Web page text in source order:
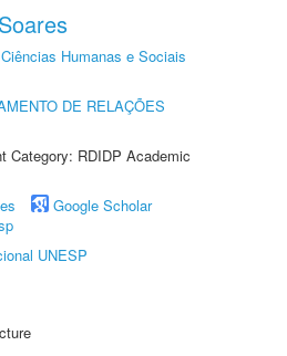
Humanas e Sociais
DE RELAÇÕES
Category: RDIDP Academic
Google Scholar
UNESP